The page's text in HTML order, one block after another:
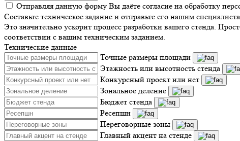
Отправляя данную форму Вы даёте согласие на обработку
Составьте техническое задание и отправьте его нашим
Это значительно ускорит процесс разработки вашего стенда.
соответствии с вашим техническим заданием.
Технические данные
Точные размеры площади
Этажность или высотность стенда
Конкурсный проект или нет
Зональное деление
Бюджет стенда
Ресепшн
Переговорные зоны
Главный акцент на стенде